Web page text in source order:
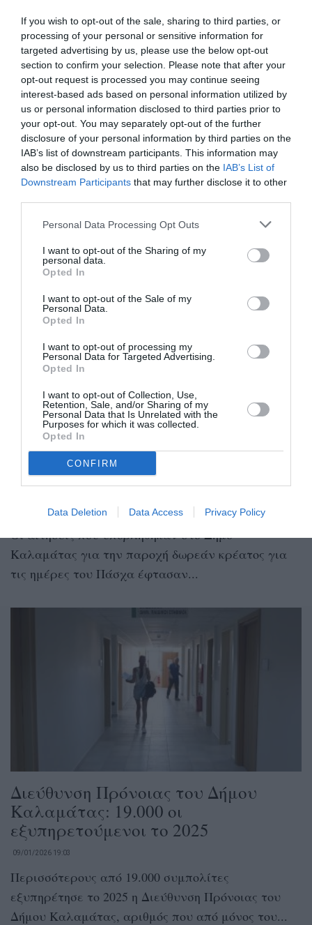
If you wish to opt-out of the sale, sharing to third parties, or
processing of your personal or sensitive information for
targeted advertising by us, please use the below opt-out
section to confirm your selection. Please note that after your
opt-out request is processed you may continue seeing
interest-based ads based on personal information utilized by
us or personal information disclosed to third parties prior to
your opt-out. You may separately opt-out of the further
disclosure of your personal information by third parties on the
IAB’s list of downstream participants. This information may
also be disclosed by us to third parties on the IAB’s List of
Downstream Participants that may further disclose it to other
Personal Data Processing Opt Outs
I want to opt-out of the Sharing of my
personal data.
Opted In
I want to opt-out of the Sale of my
Personal Data.
Opted In
I want to opt-out of processing my
Personal Data for Targeted Advertising.
Opted In
I want to opt-out of Collection, Use,
Retention, Sale, and/or Sharing of my
Personal Data that Is Unrelated with the
Purposes for which it was collected.
Opted In
CONFIRM
Data Deletion Data Access Privacy Policy
Παρουσίες και απουσίες
08/04/2026 13:57
Διαμαρτυρία χθες στο Νοσοκομείο Καλαμάτας για
τα προβλήματα στη λειτουργία Κλινικών,
υποστελέχωσης από...
Άτομα με τεράστια εισοδήματα
ζήτησαν δωρεάν κρέας από το Δήμο
Καλαμάτας για το Πάσχα
31/03/2026 17:55
Οι αιτήσεις που υποβλήθηκαν στο Δήμο
Καλαμάτας για την παροχή δωρεάν κρέατος για
τις ημέρες του Πάσχα έφτασαν...
Διεύθυνση Πρόνοιας του Δήμου
Καλαμάτας: 19.000 οι
εξυπηρετούμενοι το 2025
09/01/2026 19:03
Περισσότερους από 19.000 συμπολίτες
εξυπηρέτησε το 2025 η Διεύθυνση Πρόνοιας του
Δήμου Καλαμάτας, αριθμός που από μόνος του...